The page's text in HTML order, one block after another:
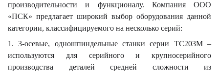
производительности и функционалу. Компания ООО
«ПСК» предлагает широкий выбор оборудования данной
категории, классифицируемого на несколько серий:
1. 3-осевые, одношпиндельные станки серии TC203M –
используются для серийного и крупносерийного
производства деталей средней сложности из